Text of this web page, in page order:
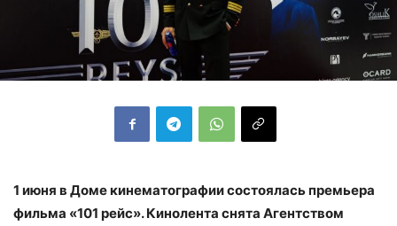
1 июня в Доме кинематографии состоялась премьера
фильма «101 рейс». Кинолента снята Агентством